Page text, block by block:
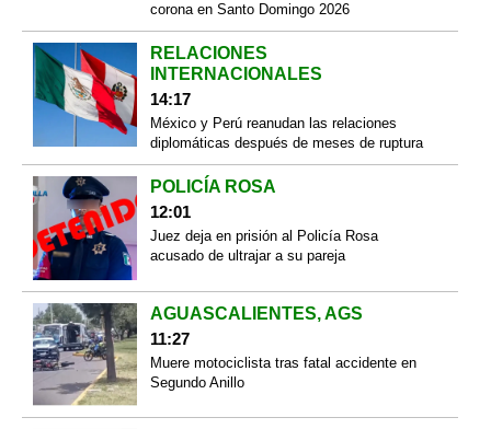
corona en Santo Domingo 2026
RELACIONES
INTERNACIONALES
14:17
México y Perú reanudan las relaciones
diplomáticas después de meses de ruptura
POLICÍA ROSA
12:01
Juez deja en prisión al Policía Rosa
acusado de ultrajar a su pareja
AGUASCALIENTES, AGS
11:27
Muere motociclista tras fatal accidente en
Segundo Anillo